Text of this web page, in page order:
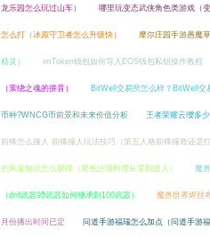
龙乐园怎么玩过山车） 哪里玩变态武侠角色类游戏（
怎么打（冰原守卫者怎么升级快） 摩尔庄园手游愚魔
精灵） imToken钱包如何导入EOS钱包私钥操作教程
（萦绕之魂的拼音） BitWell交易所怎么样？BitWell交
币种?WNCG币前景和未来价值分析 王者荣耀云缨多
前锋怎么撞人 前锋撞人玩法技巧（第五人格前锋撞救还是扛
的风采知识怎么获得（黑色沙漠料理从零到道人） 魔
（dnf武器95武器如何继承到100武器） 魔兽世界烬丝
月份播出时间已定 问道手游福瑞怎么加点（问道手游福